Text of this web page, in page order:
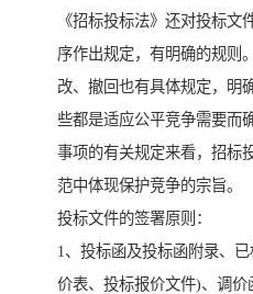
《招标投标法》还对投标文
序作出规定，有明确的规则
改、撤回也有具体规定，明
些都是适应公平竞争需要而
事项的有关规定来看，招标
范中体现保护竞争的宗旨。
投标文件的签署原则：
1、投标函及投标函附录、
价表、投标报价文件)、调